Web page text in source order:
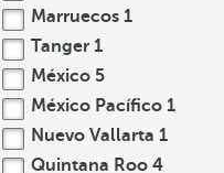
Marruecos 1
Tanger 1
México 5
México Pacífico 1
Nuevo Vallarta 1
Quintana Roo 4